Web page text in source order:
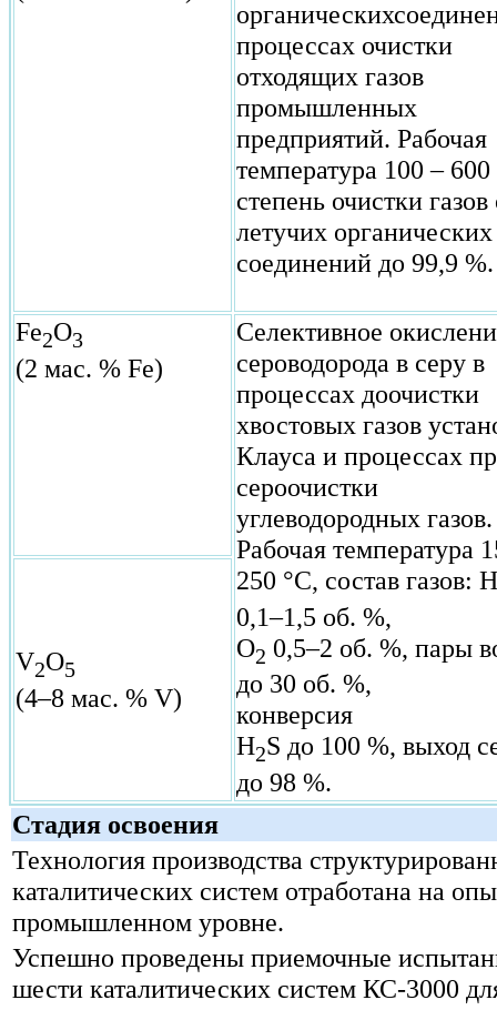
процессах очистки
отходящих газов
промышленных
предприятий. Рабочая
температура 100 –
степень очистки газов
летучих органических
соединений до 99,9 %.
Fe2O3
(2 мас. % Fe)
Селективное
сероводорода в серу в
процессах доочистки
хвостовых газов
Клауса и процессах
сероочистки
углеводородных газов.
Рабочая температура
250 °С, состав газов: H
0,1–1,5 об. %,
О2 0,5–2 об. %, пары
до 30 об. %,
конверсия
H2S до 100 %, выход
до 98 %.
V2O5
(4–8 мас. % V)
Стадия освоения
Технология производства
каталитических систем отработана на
промышленном уровне.
Успешно проведены приемочные
шести каталитических систем КС-3000